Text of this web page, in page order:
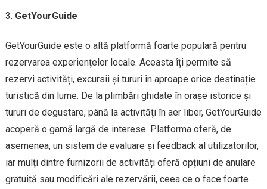
GetYourGuide
GetYourGuide este o altă platformă foarte populară pentru
rezervarea experiențelor locale. Aceasta îți permite să
rezervi activități, excursii și tururi în aproape orice destinație
turistică din lume. De la plimbări ghidate în orașe istorice și
tururi de degustare, până la activități în aer liber, GetYourGuide
acoperă o gamă largă de interese. Platforma oferă, de
asemenea, un sistem de evaluare și feedback al utilizatorilor,
iar mulți dintre furnizorii de activități oferă opțiuni de anulare
gratuită sau modificări ale rezervării, ceea ce o face foarte